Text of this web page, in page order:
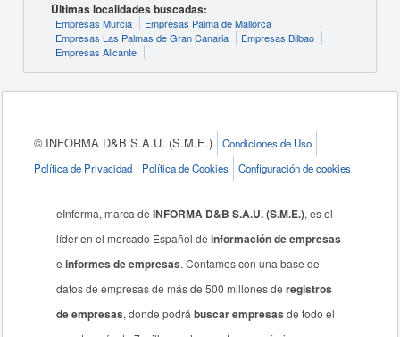
Últimas localidades buscadas:
Empresas Murcia
Empresas Palma de Mallorca
Empresas Las Palmas de Gran Canaria
Empresas Bilbao
Empresas Alicante
© INFORMA D&B S.A.U. (S.M.E.)
Condiciones de Uso
Política de Privacidad
Política de Cookies Configuración de cookies
eInforma, marca deINFORMA D&B S.A.U. (S.M.E.), es el
líder en el mercado Español deinformación de empresas
einformes de empresas. Contamos con una base de
datos de empresas de más de 500 millones deregistros
de empresas, donde podrábuscar empresas de todo el